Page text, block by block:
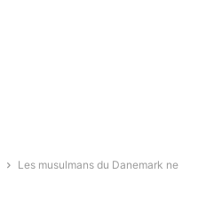
Les musulmans du Danemark ne